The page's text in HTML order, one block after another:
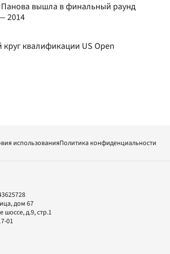
Панова вышла в финальный раунд
2014
квалификации US Open
использованияПолитика конфиденциальности
дом 67
шоссе, д.9, стр.1
01